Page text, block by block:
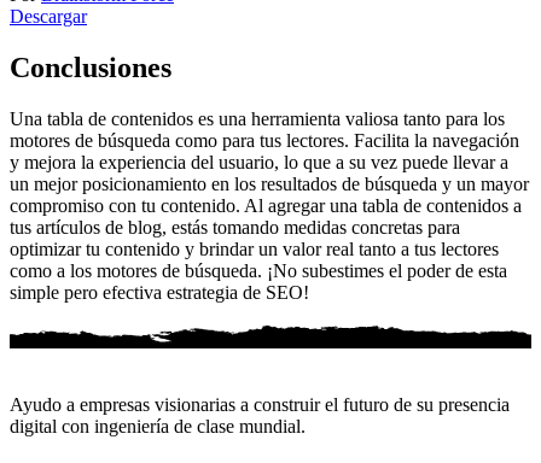
Descargar
Conclusiones
Una tabla de contenidos es una herramienta valiosa tanto para los
motores de búsqueda como para tus lectores. Facilita la navegación
y mejora la experiencia del usuario, lo que a su vez puede llevar a
un mejor posicionamiento en los resultados de búsqueda y un mayor
compromiso con tu contenido. Al agregar una tabla de contenidos a
tus artículos de blog, estás tomando medidas concretas para
optimizar tu contenido y brindar un valor real tanto a tus lectores
como a los motores de búsqueda. ¡No subestimes el poder de esta
simple pero efectiva estrategia de SEO!
Ayudo a empresas visionarias a construir el futuro de su presencia
digital con ingeniería de clase mundial.